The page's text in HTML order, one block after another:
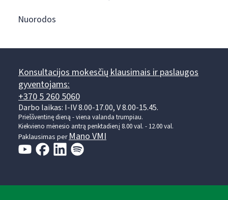
Nuorodos
Konsultacijos mokesčių klausimais ir paslaugos
gyventojams:
+370 5 260 5060
Darbo laikas: I-IV 8.00-17.00, V 8.00-15.45.
Prieššventinę dieną - viena valanda trumpiau.
Kiekvieno mėnesio antrą penktadienį 8.00 val. - 12.00 val.
Paklausimas perMano VMI